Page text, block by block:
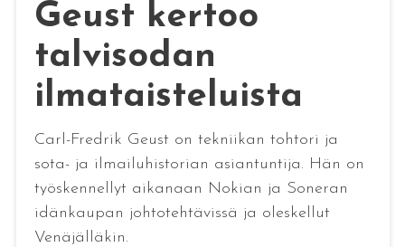
Geust kertoo
talvisodan
ilmataisteluista
Carl-Fredrik Geust on tekniikan tohtori ja
sota- ja ilmailuhistorian asiantuntija. Hän on
työskennellyt aikanaan Nokian ja Soneran
idänkaupan johtotehtävissä ja oleskellut
Venäjälläkin.